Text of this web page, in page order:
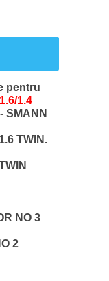
pentru
1.4
SMANN
TWIN.
NO 3
2